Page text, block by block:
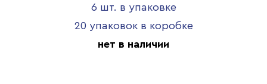
6 шт. в упаковке
20 упаковок в коробке
нет в наличии